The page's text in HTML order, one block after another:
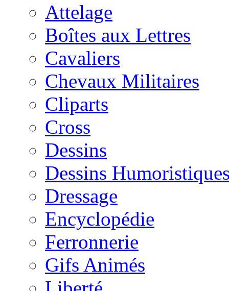
Attelage
Boîtes aux Lettres
Cavaliers
Chevaux Militaires
Cliparts
Cross
Dessins
Dessins
Dressage
Encyclopédie
Ferronnerie
Gifs Animés